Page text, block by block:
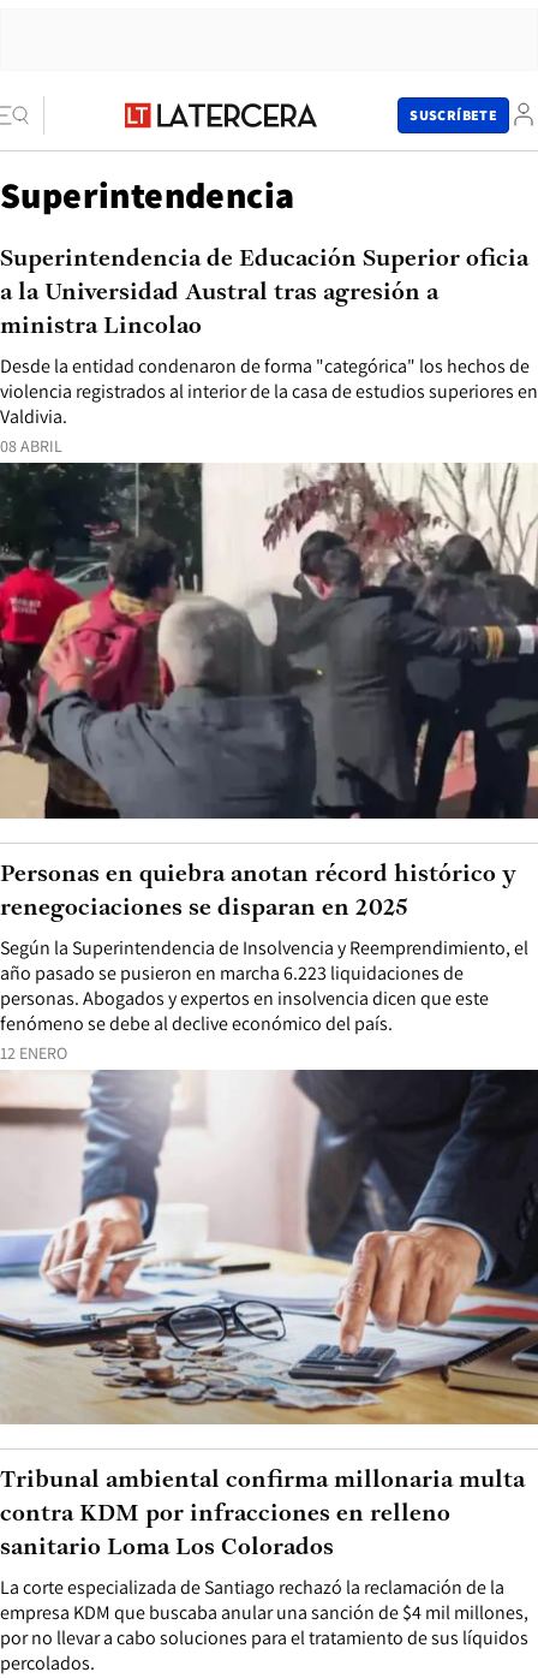
SUSCRÍBETE
Superintendencia
08 ABRIL
Desde la entidad condenaron de forma "categórica" los hechos de
violencia registrados al interior de la casa de estudios superiores en
Valdivia.
Superintendencia de Educación Superior oficia
a la Universidad Austral tras agresión a
ministra Lincolao
12 ENERO
Según la Superintendencia de Insolvencia y Reemprendimiento, el
año pasado se pusieron en marcha 6.223 liquidaciones de
personas. Abogados y expertos en insolvencia dicen que este
fenómeno se debe al declive económico del país.
Personas en quiebra anotan récord histórico y
renegociaciones se disparan en 2025
La corte especializada de Santiago rechazó la reclamación de la
empresa KDM que buscaba anular una sanción de $4 mil millones,
por no llevar a cabo soluciones para el tratamiento de sus líquidos
percolados.
Tribunal ambiental confirma millonaria multa
contra KDM por infracciones en relleno
sanitario Loma Los Colorados